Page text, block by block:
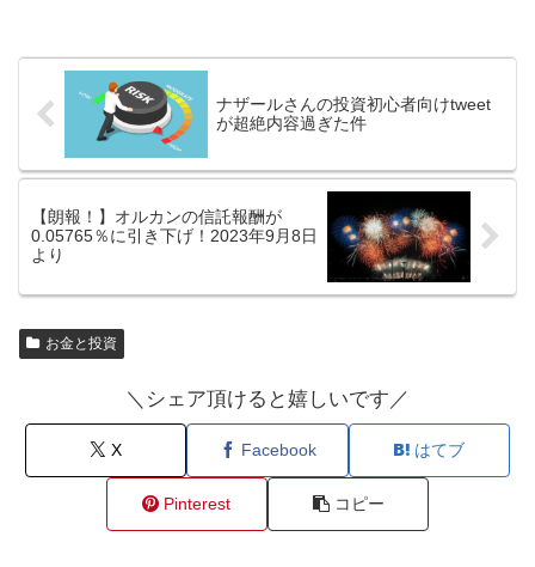
ナザールさんの投資初心者向けtweet
が超絶内容過ぎた件
【朗報！】オルカンの信託報酬が
0.05765％に引き下げ！2023年9月8日
より
お金と投資
＼シェア頂けると嬉しいです／
X Facebook はてブ
Pinterest コピー